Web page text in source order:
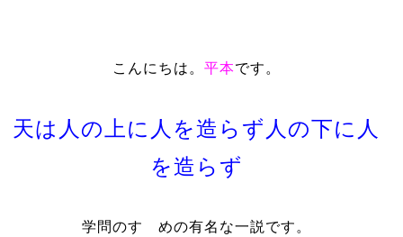
こんにちは。 平本です。
天は人の上に人を造らず人の下に人
を造らず
学問のすゝめの有名な一説です。